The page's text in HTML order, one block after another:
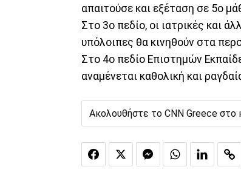
απαιτούσε και εξέταση σε 5ο
Στο 3ο πεδίο, οι ιατρικές και
υπόλοιπες θα κινηθούν στα
Στο 4ο πεδίο Επιστημών
αναμένεται καθολική και
Ακολουθήστε το CNN Greece στο